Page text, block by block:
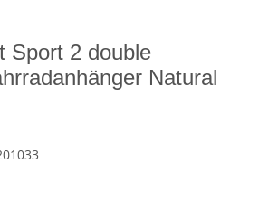
Sport 2 double
Natural